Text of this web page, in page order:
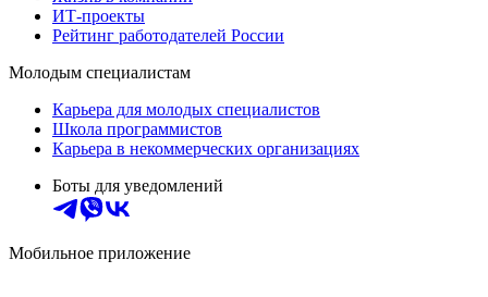
ИТ-проекты
Рейтинг работодателей России
Молодым специалистам
Карьера для молодых специалистов
Школа программистов
Карьера в некоммерческих организациях
Боты для уведомлений
Мобильное приложение